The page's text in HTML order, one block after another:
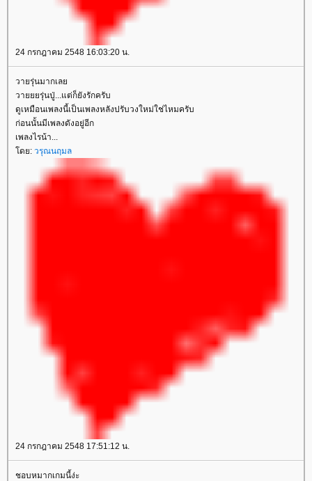
24 กรกฎาคม 2548 16:03:20 น.
วายรุ่นมากเล
วายยยรุ่นปู่...แต่ก็ยังรักครับ
ดูเหมือนเพลงนี้เป็นเพลงหลังปรับวงใหม่ใช่ไหมครับ
ก่อนนั้นมีเพลงดังอยู่อีก
เพลงไรน้า...
ดย: วรุณนฤมล
24 กรกฎาคม 2548 17:51:12 น.
ชอบหมากเกมนี้ง่ะ